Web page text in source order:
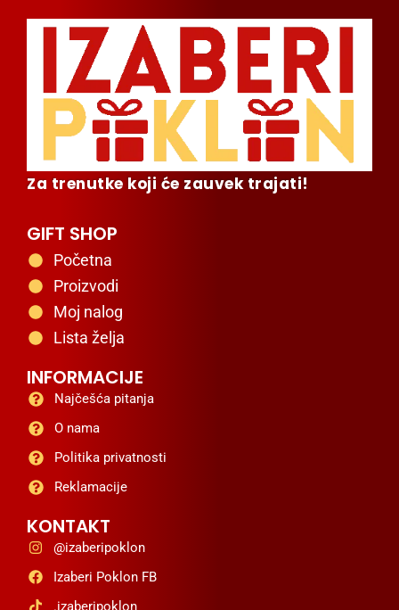
Za trenutke koji će zauvek trajati!
GIFT SHOP
Početna
Proizvodi
Moj nalog
Lista želja
INFORMACIJE
Najčešća pitanja
O nama
Politika privatnosti
Reklamacije
KONTAKT
@izaberipoklon
Izaberi Poklon FB
.izaberipoklon